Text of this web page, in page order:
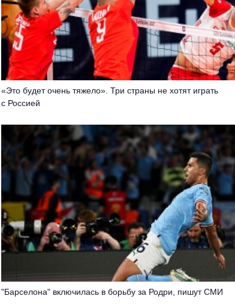
«Это будет очень тяжело». Три страны не хотят играть
с Россией
"Барселона" включилась в борьбу за Родри, пишут СМИ